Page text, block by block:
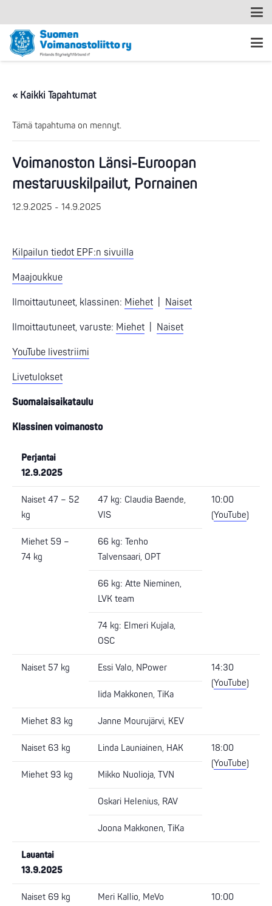
« Kaikki Tapahtumat
Tämä tapahtuma on mennyt.
Voimanoston Länsi-Euroopan
mestaruuskilpailut, Pornainen
12.9.2025 - 14.9.2025
Kilpailun tiedot EPF:n sivuilla
Maajoukkue
Ilmoittautuneet, klassinen: Miehet Naiset
Ilmoittautuneet, varuste: Miehet Naiset
YouTube livestriimi
Livetulokset
Suomalaisaikataulu
Klassinen voimanosto
Perjantai
12.9.2025
Naiset 47 – 52
kg
47 kg: Claudia Baende,
VIS
10:00
(YouTube)
Miehet 59 –
74 kg
66 kg: Tenho
Talvensaari, OPT
66 kg: Atte Nieminen,
LVK team
74 kg: Elmeri Kujala,
OSC
Naiset 57 kg Essi Valo, NPower
14:30
(YouTube)
Iida Makkonen, TiKa
Miehet 83 kg Janne Mourujärvi, KEV
Naiset 63 kg Linda Launiainen, HAK
18:00
(YouTube)
Miehet 93 kg
Mikko Nuolioja, TVN
Oskari Helenius, RAV
Joona Makkonen, TiKa
Lauantai
13.9.2025
Naiset 69 kg Meri Kallio, MeVo
10:00